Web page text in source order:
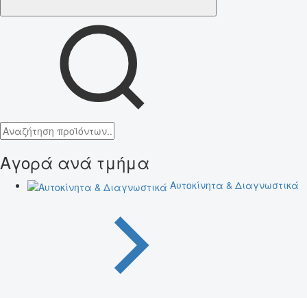
Αγορά ανά τμήμα
Αυτοκίνητα & Διαγνωστικά